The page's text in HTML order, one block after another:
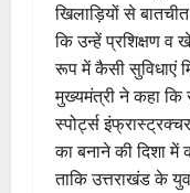
खिलाड़ियों से
कि उन्हें प्रशिक्षण
रूप में कैसी सुविधाएं
मुख्यमंत्री ने कहा
स्पोर्ट्स
का बनाने की दिशा में
ताकि उत्तराखंड के